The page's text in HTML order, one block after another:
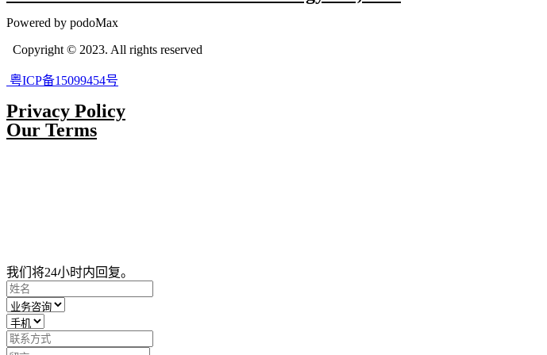
Powered by podoMax
Copyright © 2023. All rights reserved
粤ICP备15099454号
Privacy Policy
Our Terms
我们将24小时内回复。